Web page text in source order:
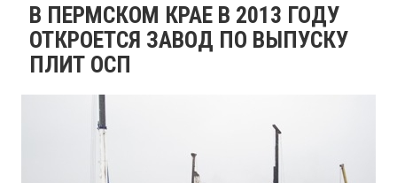
В ПЕРМСКОМ КРАЕ В 2013 ГОДУ
ОТКРОЕТСЯ ЗАВОД ПО ВЫПУСКУ
ПЛИТ ОСП